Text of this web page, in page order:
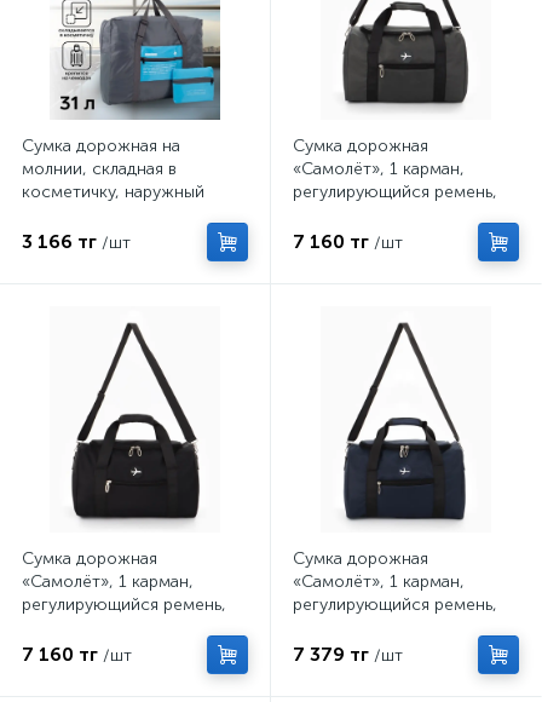
Сумка дорожная на
молнии, складная в
косметичку, наружный
чемодана, серая, голубая
3 166 тг /шт
Сумка дорожная
«Самолёт», 1 карман,
регулирующийся ремень,
7 160 тг /шт
Сумка дорожная
«Самолёт», 1 карман,
регулирующийся ремень,
7 160 тг /шт
Сумка дорожная
«Самолёт», 1 карман,
регулирующийся ремень,
7 379 тг /шт